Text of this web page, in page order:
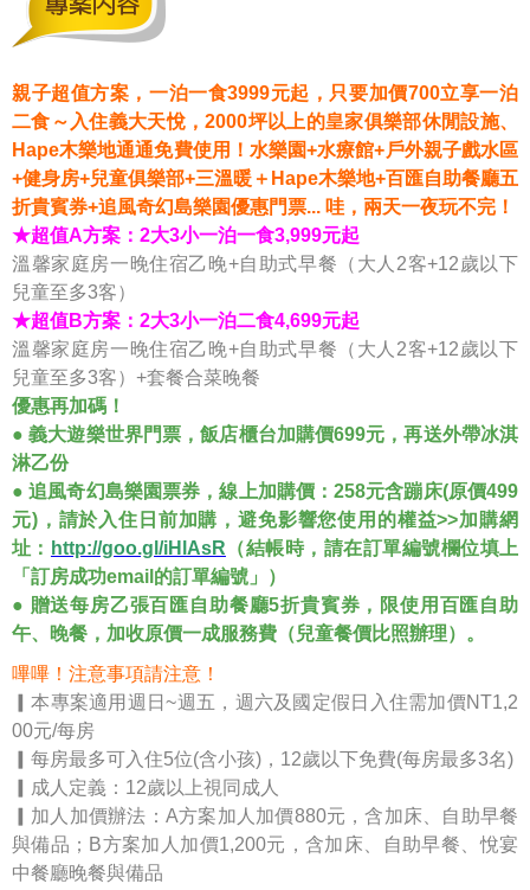
親子超值方案，一泊一食3999元起，只要加價700立享一泊
二食～入住義大天悅，2000坪以上的皇家俱樂部休閒設施、
Hape木樂地通通免費使用！水樂園+水療館+戶外親子戲水區
+健身房+兒童俱樂部+三溫暖＋Hape木樂地+百匯自助餐廳五
折貴賓券+追風奇幻島樂園優惠門票... 哇，兩天一夜玩不完！
★超值A方案：2大3小一泊一食3,999元起
溫馨家庭房一晚住宿乙晚+自助式早餐（大人2客+12歲以下
兒童至多3客）
★超值B方案：2大3小一泊二食4,699元起
溫馨家庭房一晚住宿乙晚+自助式早餐（大人2客+12歲以下
兒童至多3客）+套餐合菜晚餐
優惠再加碼！
● 義大遊樂世界門票，飯店櫃台加購價699元，再送外帶冰淇
淋乙份
● 追風奇幻島樂園票券，線上加購價：258元含蹦床(原價499
元)，請於入住日前加購，避免影響您使用的權益>>加購網
址： http://goo.gl/iHlAsR （結帳時，請在訂單編號欄位填上
「訂房成功email的訂單編號」）
● 贈送每房乙張百匯自助餐廳5折貴賓券，限使用百匯自助
午、晚餐，加收原價一成服務費（兒童餐價比照辦理）。
嗶嗶！注意事項請注意！
▎本專案適用週日~週五，週六及國定假日入住需加價NT1,2
00元/每房
▎每房最多可入住5位(含小孩)，12歲以下免費(每房最多3名)
▎成人定義：12歲以上視同成人
▎加人加價辦法：A方案加人加價880元，含加床、自助早餐
與備品；B方案加人加價1,200元，含加床、自助早餐、悅宴
中餐廳晚餐與備品